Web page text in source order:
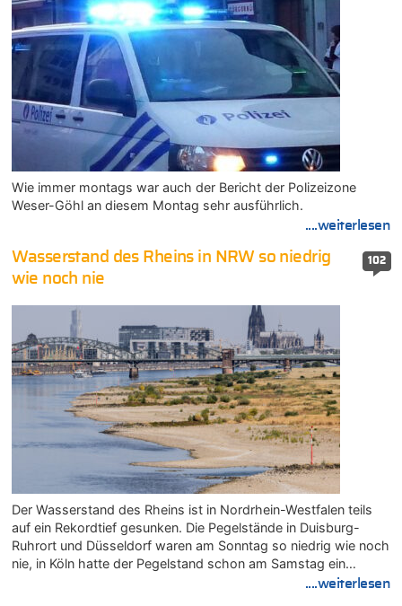
Wie immer montags war auch der Bericht der Polizeizone
Weser-Göhl an diesem Montag sehr ausführlich.
....weiterlesen
102
Wasserstand des Rheins in NRW so niedrig
wie noch nie
Der Wasserstand des Rheins ist in Nordrhein-Westfalen teils
auf ein Rekordtief gesunken. Die Pegelstände in Duisburg-
Ruhrort und Düsseldorf waren am Sonntag so niedrig wie noch
nie, in Köln hatte der Pegelstand schon am Samstag ein…
....weiterlesen